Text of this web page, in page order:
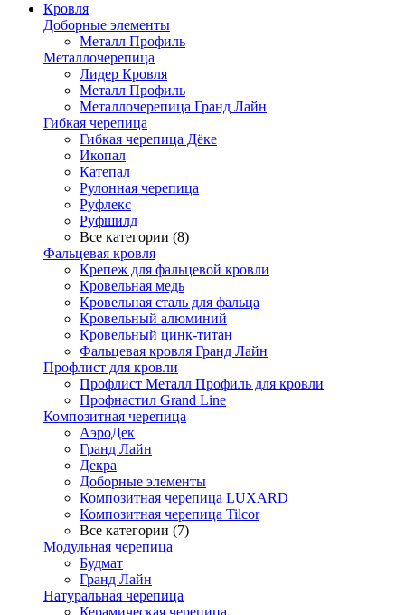
Кровля
Доборные элементы
Металл Профиль
Металлочерепица
Лидер Кровля
Металл Профиль
Металлочерепица Гранд Лайн
Гибкая черепица
Гибкая черепица Дёке
Икопал
Катепал
Рулонная черепица
Руфлекс
Руфшилд
Все категории (8)
Фальцевая кровля
Крепеж для фальцевой кровли
Кровельная медь
Кровельная сталь для фальца
Кровельный алюминий
Кровельный цинк-титан
Фальцевая кровля Гранд Лайн
Профлист для кровли
Профлист Металл Профиль для кровли
Профнастил Grand Line
Композитная черепица
АэроДек
Гранд Лайн
Декра
Доборные элементы
Композитная черепица LUXARD
Композитная черепица Tilcor
Все категории (7)
Модульная черепица
Будмат
Гранд Лайн
Натуральная черепица
Керамическая черепица